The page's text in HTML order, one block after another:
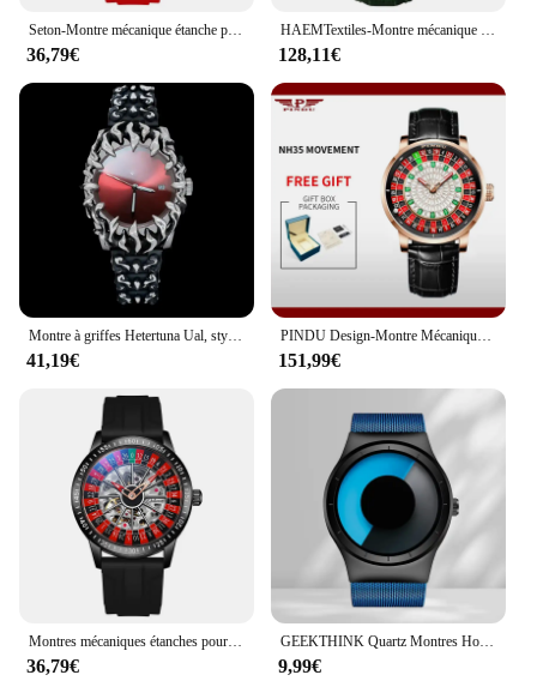
36,79€ 128,11€
41,19€ 151,99€
36,79€
GEEKTHINK Quartz Montres Hommes Top Marque De Luxe Casual acier Inoxydable Maille Bande Unisexe Montre Horloge Mâle Monsieur femelle cadeau
9,99€